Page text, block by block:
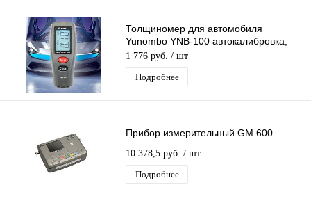
Толщиномер для автомобиля
Yunombo YNB-100 автокалибровка,
подсветка, автовыключение
1 776 руб. / шт
Подробнее
Прибор измерительный GM 600
10 378,5 руб. / шт
Подробнее